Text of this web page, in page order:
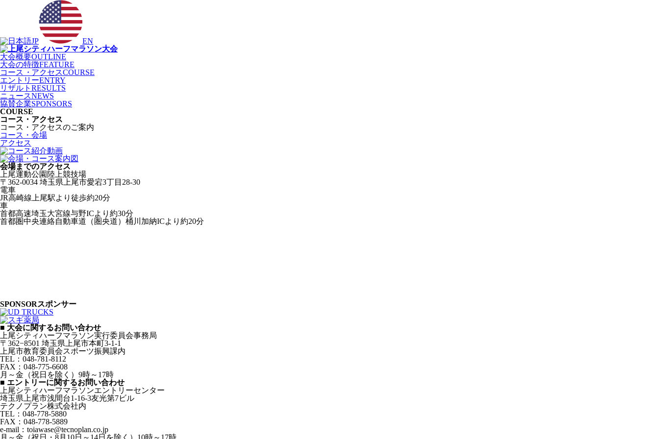
JP
EN
大会概要OUTLINE
大会の特徴FEATURE
コース ・ アクセスCOURSE
エントリーENTRY
リザルト RESULTS
ニュースNEWS
協賛企業SPONSORS
COURSE
コース・アクセス
コース・アクセスのご案内
コース・会場
アクセス
会場までのアクセス
上尾運動公園陸上競技場
〒362-0034 埼玉県上尾市愛宕3丁目28-30
電車
JR高崎線上尾駅より徒歩約20分
車
首都高速埼玉大宮線与野ICより約30分
首都圏中央連絡自動車道（圏央道）桶川加納ICより約20分
SPONSORスポンサー
■ 大会に関するお問い合わせ
上尾シティハーフマラソン実行委員会事務局
〒362−8501 埼玉県上尾市本町3-1-1
上尾市教育委員会スポーツ振興課内
TEL：048-781-8112
FAX：048-775-6608
月～金（祝日を除く）9時～17時
■ エントリーに関するお問い合わせ
上尾シティハーフマラソンエントリーセンター
埼玉県上尾市浅間台1-16-3友光第7ビル
テクノプラン株式会社内
TEL：048-778-5880
FAX：048-778-5889
e-mail：toiawase@tecnoplan.co.jp
月～金（祝日・8月10日～14日を除く）10時～17時